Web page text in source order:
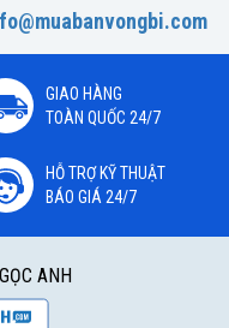
GIAO HÀNG
TOÀN QUỐC 24/7
HỖ TRỢ KỸ THUẬT
BÁO GIÁ 24/7
ANH